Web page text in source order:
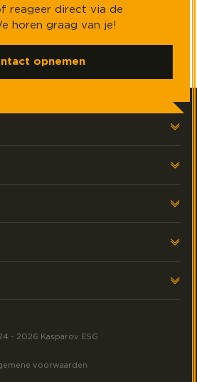
reageer direct via de
horen graag van je!
opnemen
- 2026 Kasparov ESG
voorwaarden